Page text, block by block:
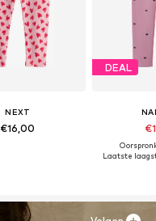
NEXT
€16,00
DEAL
Laatste